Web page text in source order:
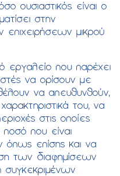
ουσιαστικός είναι ο
στην
μικρού
εργαλείο που παρέχει
να ορίσουν με
να απευθυνθούν,
του, να
στις οποίες
που είναι
όπως επίσης και να
των διαφημίσεων